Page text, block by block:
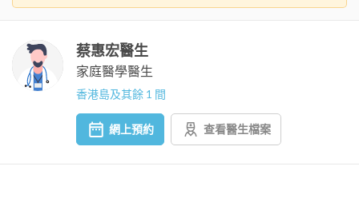
蔡惠宏醫生
家庭醫學醫生
香港島及其餘 1 間
網上預約 查看醫生檔案